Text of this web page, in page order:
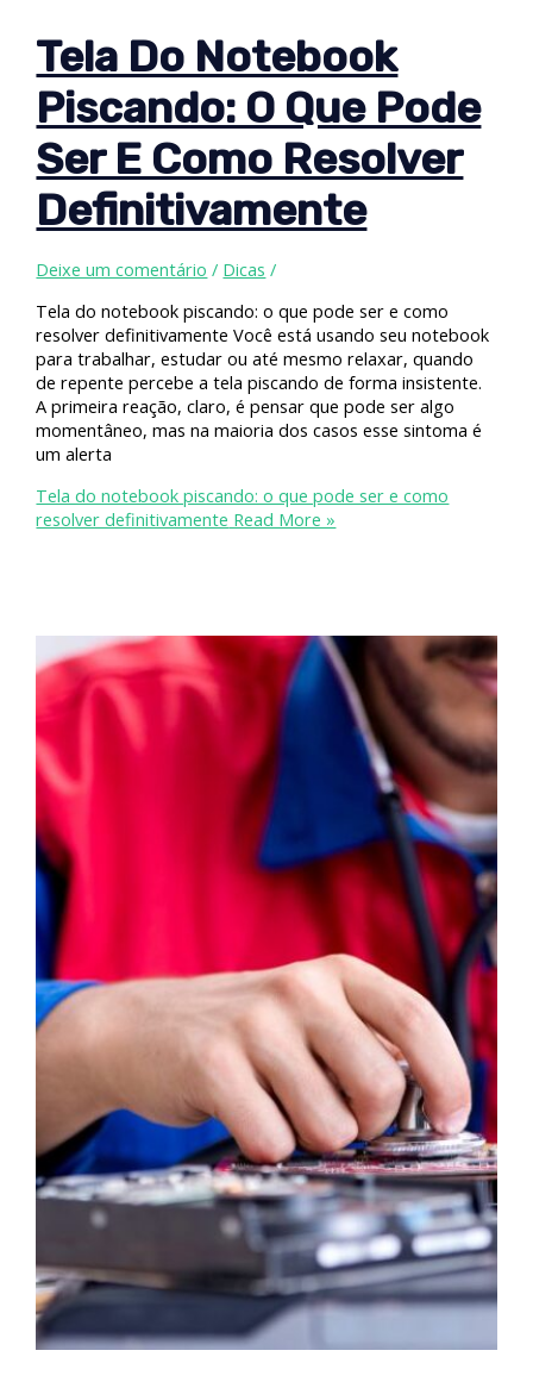
Tela Do Notebook
Piscando: O Que Pode
Ser E Como Resolver
Definitivamente
Deixe um comentário / Dicas /
Tela do notebook piscando: o que pode ser e como
resolver definitivamente Você está usando seu notebook
para trabalhar, estudar ou até mesmo relaxar, quando
de repente percebe a tela piscando de forma insistente.
A primeira reação, claro, é pensar que pode ser algo
momentâneo, mas na maioria dos casos esse sintoma é
um alerta
Tela do notebook piscando: o que pode ser e como
resolver definitivamente Read More »